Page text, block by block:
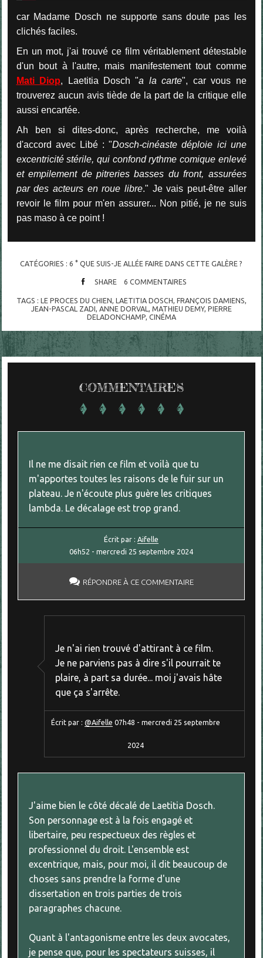
car Madame Dosch ne supporte sans doute pas les
clichés faciles.
En un mot, j'ai trouvé ce film véritablement détestable
d'un bout à l'autre, mais manifestement tout comme
Mati Diop, Laetitia Dosch "a la carte", car vous ne
trouverez aucun avis tiède de la part de la critique elle
aussi encartée.
Ah ben si dites-donc, après recherche, me voilà
d'accord avec Libé : "Dosch-cinéaste déploie ici une
excentricité stérile, qui confond rythme comique enlevé
et empilement de pitreries basses du front, assurées
par des acteurs en roue libre." Je vais peut-être aller
revoir le film pour m'en assurer... Non pitié, je ne suis
pas maso à ce point !
CATÉGORIES :6 ° QUE SUIS-JE ALLÉE FAIRE DANS CETTE GALÈRE ?
SHARE 6 COMMENTAIRES
TAGS : LE PROCES DU CHIEN, LAETITIA DOSCH, FRANÇOIS DAMIENS,
JEAN-PASCAL ZADI, ANNE DORVAL , MATHIEU DEMY, PIERRE
DELADONCHAMP, CINÉMA
COMMENTAIRES
Il ne me disait rien ce film et voilà que tu
m'apportes toutes les raisons de le fuir sur un
plateau. Je n'écoute plus guère les critiques
lambda. Le décalage est trop grand.
Écrit par :Aifelle
06h52 -mercredi 25 septembre 2024
RÉPONDRE À CE COMMENTAIRE
Je n'ai rien trouvé d'attirant à ce film.
Je ne parviens pas à dire s'il pourrait te
plaire, à part sa durée... moi j'avais hâte
que ça s'arrête.
Écrit par : @Aifelle 07h48 - mercredi 25 septembre
2024
J'aime bien le côté décalé de Laetitia Dosch.
Son personnage est à la fois engagé et
libertaire, peu respectueux des règles et
professionnel du droit. L'ensemble est
excentrique, mais, pour moi, il dit beaucoup de
choses sans prendre la forme d'une
dissertation en trois parties de trois
paragraphes chacune.
Quant à l'antagonisme entre les deux avocates,
je pense que, pour les spectateurs suisses, il